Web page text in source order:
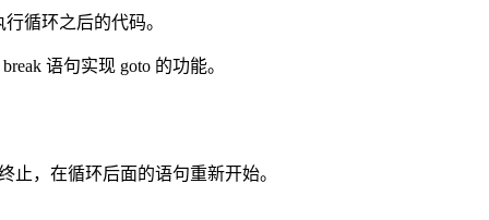
循环之后的代码。
语句实现 goto 的功能。
止，在循环后面的语句重新开始。